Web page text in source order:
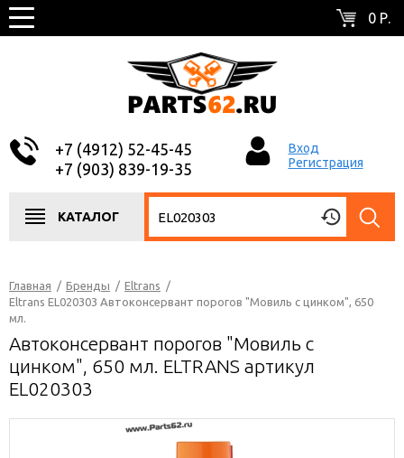
0 Р.
+7 (4912) 52-45-45
+7 (903) 839-19-35
Вход
Регистрация
КАТАЛОГ
Главная / Бренды / Eltrans /
Eltrans EL020303 Автоконсервант порогов "Мовиль с цинком", 650
мл.
Автоконсервант порогов "Мовиль с
цинком", 650 мл. ELTRANS артикул
EL020303